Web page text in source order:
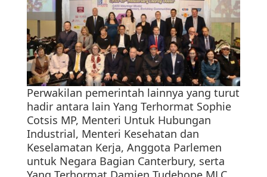
Perwakilan pemerintah lainnya yang turut
hadir antara lain Yang Terhormat Sophie
Cotsis MP, Menteri Untuk Hubungan
Industrial, Menteri Kesehatan dan
Keselamatan Kerja, Anggota Parlemen
untuk Negara Bagian Canterbury, serta